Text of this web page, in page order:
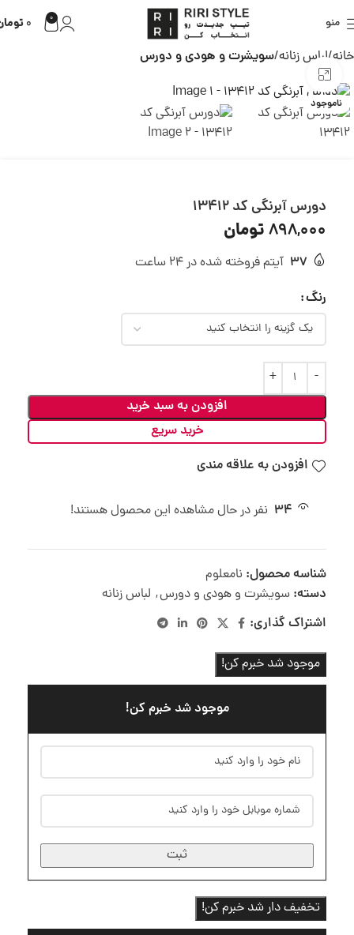
منو 0
0
خانه لباس زنانه سویشرت و هودی و دورس
ناموجود
دورس آبرنگی کد 13412
898,000تومان
37 آیتم فروخته شده در 24 ساعت
رنگ
افزودن به سبد خرید
خرید سریع
افزودن به علاقه مندی
34 نفر در حال مشاهده این محصول هستند!
شناسه محصول: نامعلوم
دسته: سویشرت و هودی و دورس, لباس زنانه
اشتراک گذاری:
موجود شد خبرم کن!
موجود شد خبرم کن!
ثبت
تخفیف دار شد خبرم کن!